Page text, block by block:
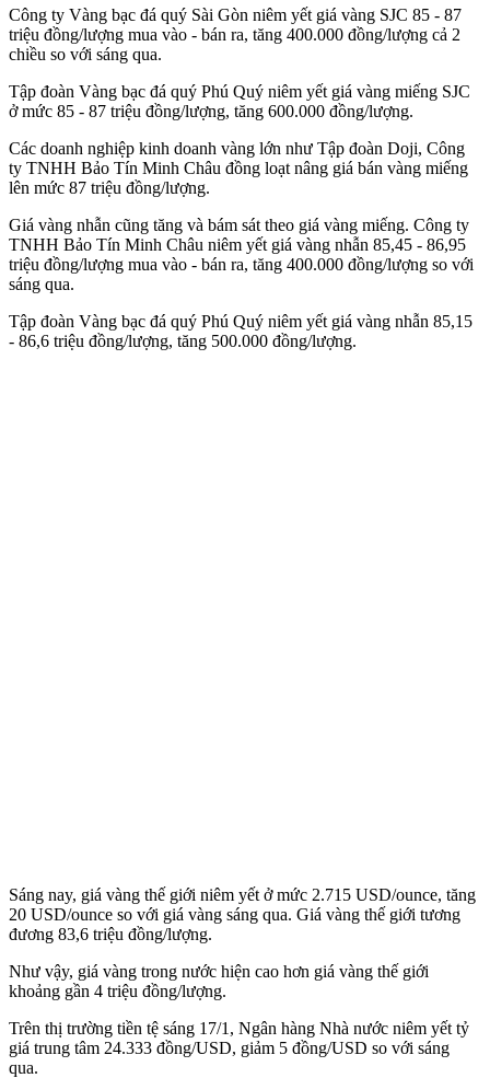
Công ty Vàng bạc đá quý Sài Gòn niêm yết giá vàng SJC 85 - 87
triệu đồng/lượng mua vào - bán ra, tăng 400.000 đồng/lượng cả 2
chiều so với sáng qua.
Tập đoàn Vàng bạc đá quý Phú Quý niêm yết giá vàng miếng SJC
ở mức 85 - 87 triệu đồng/lượng, tăng 600.000 đồng/lượng.
Các doanh nghiệp kinh doanh vàng lớn như Tập đoàn Doji, Công
ty TNHH Bảo Tín Minh Châu đồng loạt nâng giá bán vàng miếng
lên mức 87 triệu đồng/lượng.
Giá vàng nhẫn cũng tăng và bám sát theo giá vàng miếng. Công ty
TNHH Bảo Tín Minh Châu niêm yết giá vàng nhẫn 85,45 - 86,95
triệu đồng/lượng mua vào - bán ra, tăng 400.000 đồng/lượng so với
sáng qua.
Tập đoàn Vàng bạc đá quý Phú Quý niêm yết giá vàng nhẫn 85,15
- 86,6 triệu đồng/lượng, tăng 500.000 đồng/lượng.
Sáng nay, giá vàng thế giới niêm yết ở mức 2.715 USD/ounce, tăng
20 USD/ounce so với giá vàng sáng qua. Giá vàng thế giới tương
đương 83,6 triệu đồng/lượng.
Như vậy, giá vàng trong nước hiện cao hơn giá vàng thế giới
khoảng gần 4 triệu đồng/lượng.
Trên thị trường tiền tệ sáng 17/1, Ngân hàng Nhà nước niêm yết tỷ
giá trung tâm 24.333 đồng/USD, giảm 5 đồng/USD so với sáng
qua.